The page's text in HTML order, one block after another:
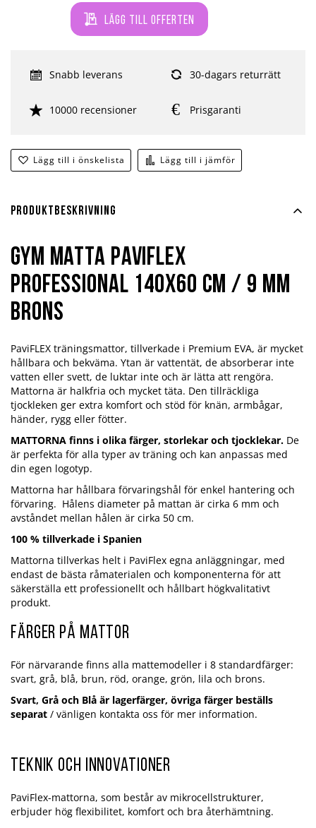
Lägg till offerten
Lägg till i önskelista Lägg till i jämför
Snabb leverans 30-dagars returrätt
10000 recensioner Prisgaranti
Produktbeskrivning
Gym matta PaviFlex
Professional 140x60 cm / 9 mm
brons
PaviFLEX träningsmattor, tillverkade i Premium EVA, är mycket
hållbara och bekväma. Ytan är vattentät, de absorberar inte
vatten eller svett, de luktar inte och är lätta att rengöra.
Mattorna är halkfria och mycket täta. Den tillräckliga
tjockleken ger extra komfort och stöd för knän, armbågar,
händer, rygg eller fötter.
MATTORNA finns i olika färger, storlekar och tjocklekar. De
är perfekta för alla typer av träning och kan anpassas med
din egen logotyp.
Mattorna har hållbara förvaringshål för enkel hantering och
förvaring. Hålens diameter på mattan är cirka 6 mm och
avståndet mellan hålen är cirka 50 cm.
100 % tillverkade i Spanien
Mattorna tillverkas helt i PaviFlex egna anläggningar, med
endast de bästa råmaterialen och komponenterna för att
säkerställa ett professionellt och hållbart högkvalitativt
produkt.
Färger på mattor
För närvarande finns alla mattemodeller i 8 standardfärger:
svart, grå, blå, brun, röd, orange, grön, lila och brons.
Svart, Grå och Blå är lagerfärger, övriga färger beställs
separat / vänligen kontakta oss för mer information.
Teknik och innovationer
PaviFlex-mattorna, som består av mikrocellstrukturer,
erbjuder hög flexibilitet, komfort och bra återhämtning.